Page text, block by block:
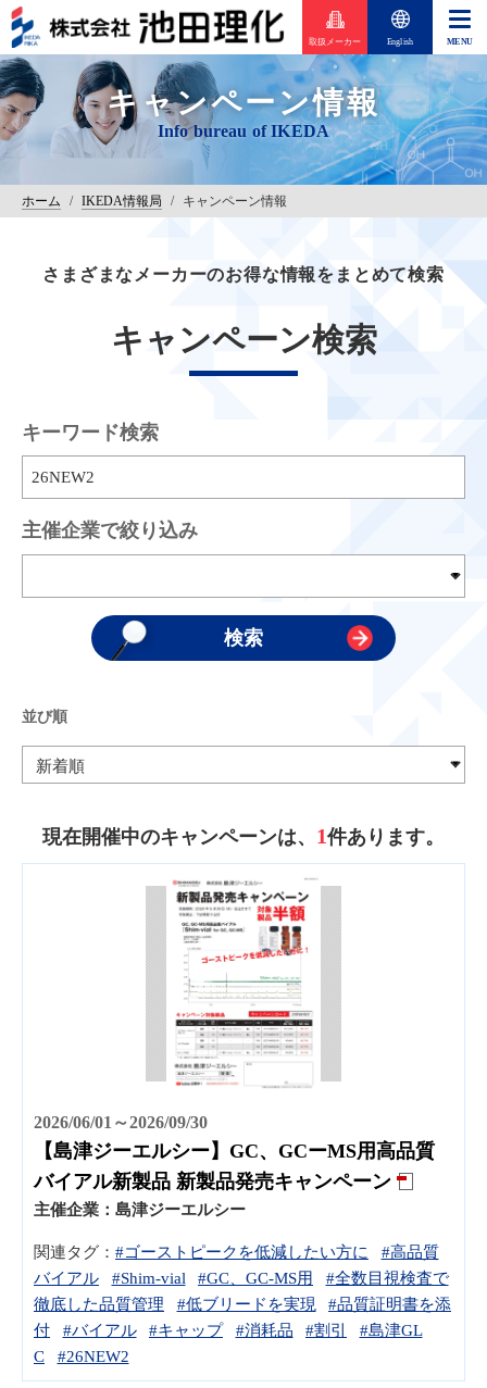
取扱メーカー English
キャンペーン情報
ホーム / IKEDA情報局 / キャンペーン情報
さまざまなメーカーのお得な情報をまとめて検索
キャンペーン検索
キーワード検索
主催企業で絞り込み
並び順
現在開催中のキャンペーンは、 1件あります。
2026/06/01～2026/09/30
【島津ジーエルシー】GC、GCーMS用高品質
バイアル新製品 新製品発売キャンペーン
主催企業： 島津ジーエルシー
関連タグ： #ゴーストピークを低減したい方に
#高品質
バイアル
#Shim-vial #GC、GC-MS用
#全数目視検査で
徹底した品質管理
#低ブリードを実現
#品質証明書を添
付
#バイアル #キャップ #消耗品 #割引
#島津GL
C
#26NEW2